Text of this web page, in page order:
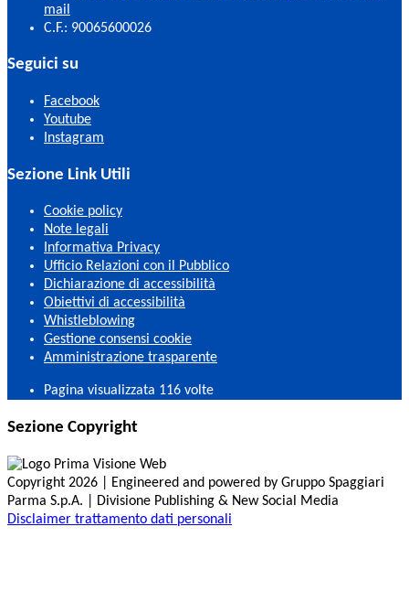
mail
C.F.: 90065600026
Seguici su
Facebook
Youtube
Instagram
Sezione Link Utili
Cookie policy
Note legali
Informativa Privacy
Ufficio Relazioni con il Pubblico
Dichiarazione di accessibilità
Obiettivi di accessibilità
Whistleblowing
Gestione consensi cookie
Amministrazione trasparente
Pagina visualizzata 116 volte
Sezione Copyright
Copyright 2026 | Engineered and powered by Gruppo Spaggiari
Parma S.p.A. | Divisione Publishing & New Social Media
Disclaimer trattamento dati personali